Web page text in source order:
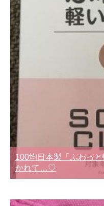
100均日本製「ふわっ
かれて…♡